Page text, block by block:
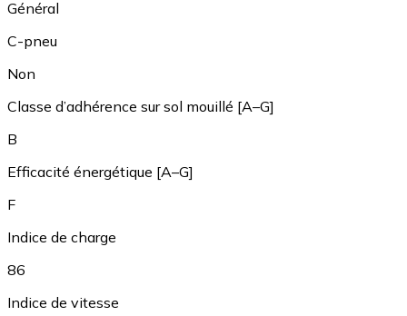
Général
C-pneu
Non
Classe d’adhérence sur sol mouillé [A–G]
B
Efficacité énergétique [A–G]
F
Indice de charge
86
Indice de vitesse